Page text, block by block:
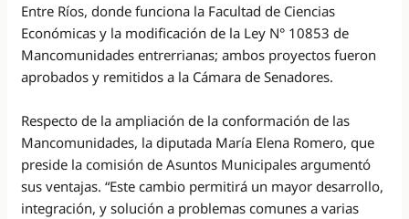
Entre Ríos, donde funciona la Facultad de Ciencias
Económicas y la modificación de la Ley N° 10853 de
Mancomunidades entrerrianas; ambos proyectos fueron
aprobados y remitidos a la Cámara de Senadores.
Respecto de la ampliación de la conformación de las
Mancomunidades, la diputada María Elena Romero, que
preside la comisión de Asuntos Municipales argumentó
sus ventajas. “Este cambio permitirá un mayor desarrollo,
integración, y solución a problemas comunes a varias